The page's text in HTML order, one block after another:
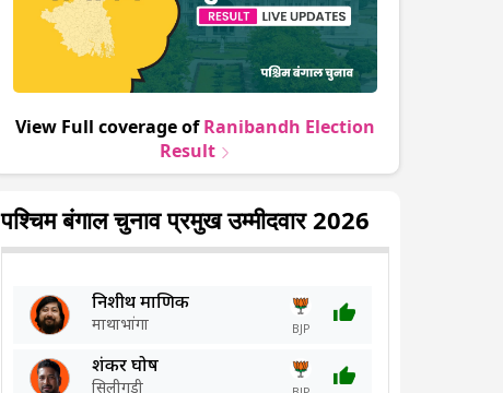
View Full coverage ofRanibandh Election
Result
पश्चिम बंगाल चुनाव प्रमुख उम्मीदवार 2026